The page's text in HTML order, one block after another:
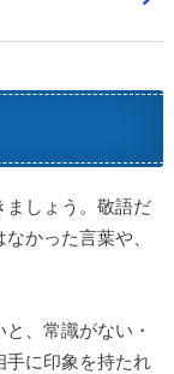
ましょう。敬語だ
かった言葉や、
、常識がない・
手に印象を持たれ